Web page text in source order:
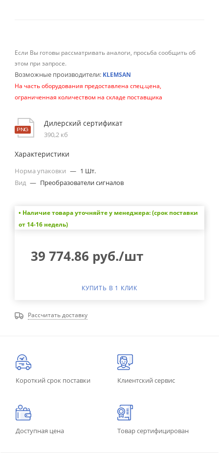
Если Вы готовы рассматривать аналоги, просьба сообщить об
этом при запросе.
Возможные производители: KLEMSAN
На часть оборудования предоставлена спец.цена,
ограниченная количеством на складе поставщика
Дилерский сертификат
390,2 кб
Характеристики
Норма упаковки — 1 Шт.
Вид — Преобразователи сигналов
• Наличие товара уточняйте у менеджера: (срок поставки
от 14-16 недель)
39 774.86 руб./шт
КУПИТЬ В 1 КЛИК
Рассчитать доставку
Короткий срок поставки Клиентский сервис
Доступная цена Товар сертифицирован